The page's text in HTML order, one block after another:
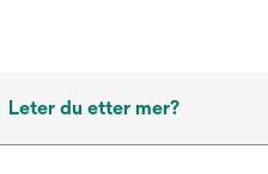
Leter du etter mer?